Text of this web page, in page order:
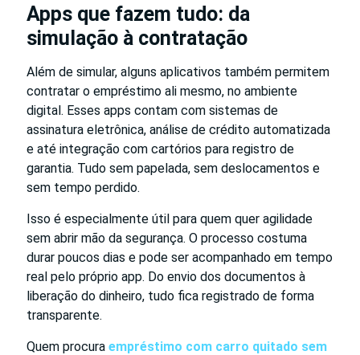
Apps que fazem tudo: da
simulação à contratação
Além de simular, alguns aplicativos também permitem
contratar o empréstimo ali mesmo, no ambiente
digital. Esses apps contam com sistemas de
assinatura eletrônica, análise de crédito automatizada
e até integração com cartórios para registro de
garantia. Tudo sem papelada, sem deslocamentos e
sem tempo perdido.
Isso é especialmente útil para quem quer agilidade
sem abrir mão da segurança. O processo costuma
durar poucos dias e pode ser acompanhado em tempo
real pelo próprio app. Do envio dos documentos à
liberação do dinheiro, tudo fica registrado de forma
transparente.
Quem procura empréstimo com carro quitado sem